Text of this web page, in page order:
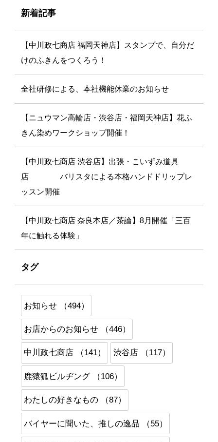
新着記事
【中川政七商店 福岡天神店】スタンプで、自分だ
けのふきんをつくろう！
全社研修による、本社機能休業のお知らせ
【ニュウマン高輪店・渋谷店・福岡天神店】花ふ
きん染めワークショップ開催！
【中川政七商店 渋谷店】出張・こいずみ道具
店 バリスタによる本格ハンドドリップレ
ッスン開催
【中川政七商店 奈良本店／茶論】8月開催「三百
年に触れる体験」
タグ
お知らせ （494）
お店からのお知らせ （446）
中川政七商店 （141） 渋谷店 （117）
鹿猿狐ビルヂング （106）
わたしの好きなもの （87）
バイヤーに聞いた、推しの逸品 （55）